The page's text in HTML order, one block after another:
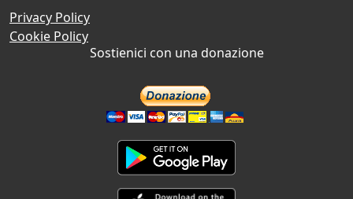
Privacy Policy
Cookie Policy
Sostienici con una donazione